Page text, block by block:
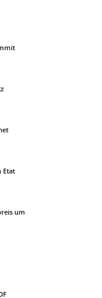
Etat
um